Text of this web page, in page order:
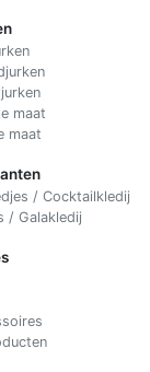
maat
maat
/ Cocktailkledij
/ Galakledij